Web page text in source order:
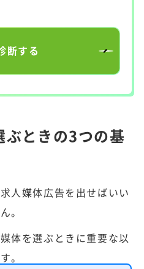
断する
ぶときの3つの基
人媒体広告を出せばいい
。
体を選ぶときに重要な以
。